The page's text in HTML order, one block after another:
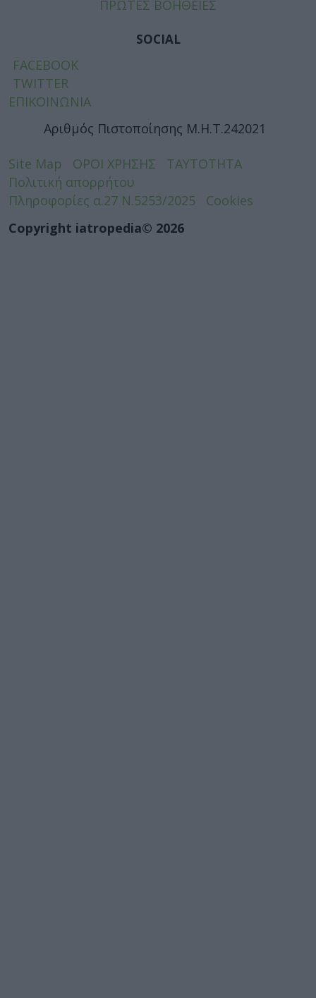
ΠΡΩΤΕΣ ΒΟΗΘΕΙΕΣ
SOCIAL
FACEBOOK
TWITTER
ΕΠΙΚΟΙΝΩΝΙΑ
Αριθμός Πιστοποίησης Μ.Η.Τ.242021
Site Map ΟΡΟΙ ΧΡΗΣΗΣ
ΤΑΥΤΟΤΗΤΑ
Πολιτική απορρήτου
Πληροφορίες α.27 Ν.5253/2025
Cookies
Copyright iatropedia© 2026